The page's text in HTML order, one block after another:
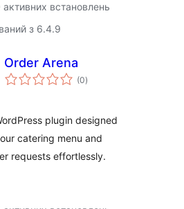
встановлень
з 6.4.9
Order Arena
(0загальний
рейтинг
)
plugin designed
catering menu and
requests effortlessly.